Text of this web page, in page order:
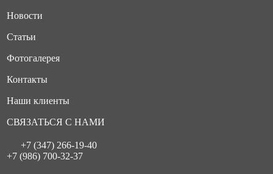
Новости
Статьи
Фотогалерея
Контакты
Наши клиенты
СВЯЗАТЬСЯ С НАМИ
+7 (347) 266-19-40
+7 (986) 700-32-37